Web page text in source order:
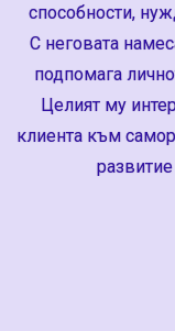
способности,
С неговата
подпомага
Целият му
клиента към